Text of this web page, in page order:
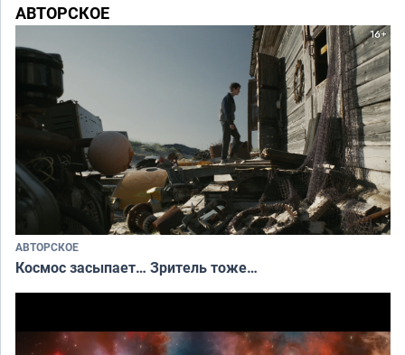
АВТОРСКОЕ
АВТОРСКОЕ
Космос засыпает… Зритель тоже…